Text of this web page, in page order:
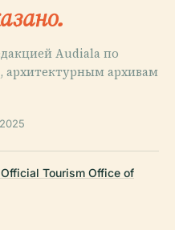
Audiala по
архивам
Tourism Office of